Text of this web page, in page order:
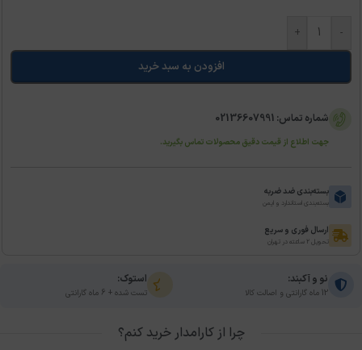
-
+
افزودن به سبد خرید
شماره تماس: 02136607991
جهت اطلاع از قیمت دقیق محصولات تماس بگیرید.
بسته‌بندی ضد ضربه
بسته‌بندی استاندارد و ایمن
ارسال فوری و سریع
تحویل ۲ ساعته در تهران
نو و آکبند:
12 ماه گارانتی و اصالت کالا
استوک:
تست شده + 6 ماه گارانتی
چرا از کارامدار خرید کنم؟